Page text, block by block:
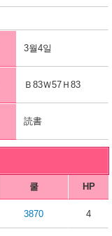
3월4일
Ｂ83Ｗ57Ｈ83
読書
쿨 HP
3870 4